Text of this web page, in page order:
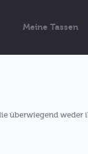
Meine Tassen
überwiegend